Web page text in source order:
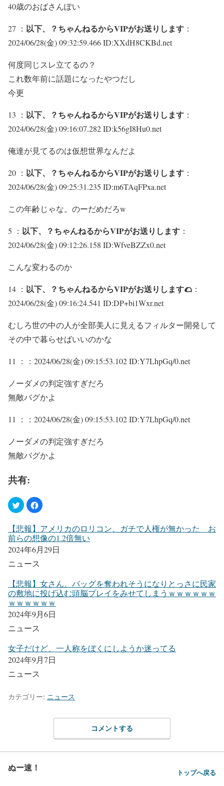
40歳のおばさんぽい
27 ： 以下、？ちゃんねるからVIPがお送りします ：
2024/06/28(金) 09:32:59.466 ID:XXdH8CKBd.net
何度同じスレ立てるの？
これ数年前に話題になったやつだし
今更
13 ： 以下、？ちゃんねるからVIPがお送りします ：
2024/06/28(金) 09:16:07.282 ID:k56gI8Hu0.net
俺達が見てるのは仮想世界なんだよ
20 ： 以下、？ちゃんねるからVIPがお送りします ：
2024/06/28(金) 09:25:31.235 ID:m6TAqFPxa.net
この年齢じゃな。のーだめだろw
5 ： 以下、？ちゃんねるからVIPがお送りします ：
2024/06/28(金) 09:12:26.158 ID:WfveBZZx0.net
こんな変わるのか
14 ： 以下、？ちゃんねるからVIPがお送りします🌮 ：
2024/06/28(金) 09:16:24.541 ID:DP+bi1Wxr.net
むしろ世の中の人が全部美人に見えるフィルター開発して
その中で暮らせばいいのかな
11 ： ：2024/06/28(金) 09:15:53.102 ID:Y7LhpGq/0.net
ノーダメの判定強すぎだろ
無敵バグかよ
11 ： ：2024/06/28(金) 09:15:53.102 ID:Y7LhpGq/0.net
ノーダメの判定強すぎだろ
無敵バグかよ
共有:
【悲報】アメリカのロリコン、ガチで人権が無かった お
前らの想像の1.2倍無い
2024年6月29日
ニュース
【悲報】女さん、バッグを奪われそうになりとっさに民家
の敷地に投げ込む頭脳プレイをみせてしまうｗｗｗｗｗｗ
ｗｗｗｗｗｗ
2024年9月6日
ニュース
女子だけど、一人称をぼくにしようか迷ってる
2024年9月7日
ニュース
カテゴリー: ニュース
コメントする
ぬー速！ トップへ戻る